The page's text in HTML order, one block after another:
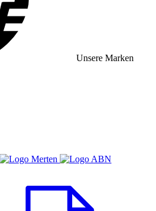
Unsere Marken